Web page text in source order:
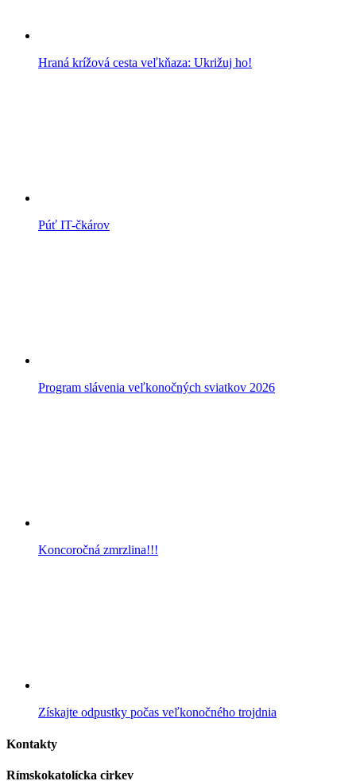
Hraná krížová cesta veľkňaza: Ukrižuj ho!
Púť IT-čkárov
Program slávenia veľkonočných sviatkov 2026
Koncoročná zmrzlina!!!
Získajte odpustky počas veľkonočného trojdnia
Kontakty
Rímskokatolícka cirkev